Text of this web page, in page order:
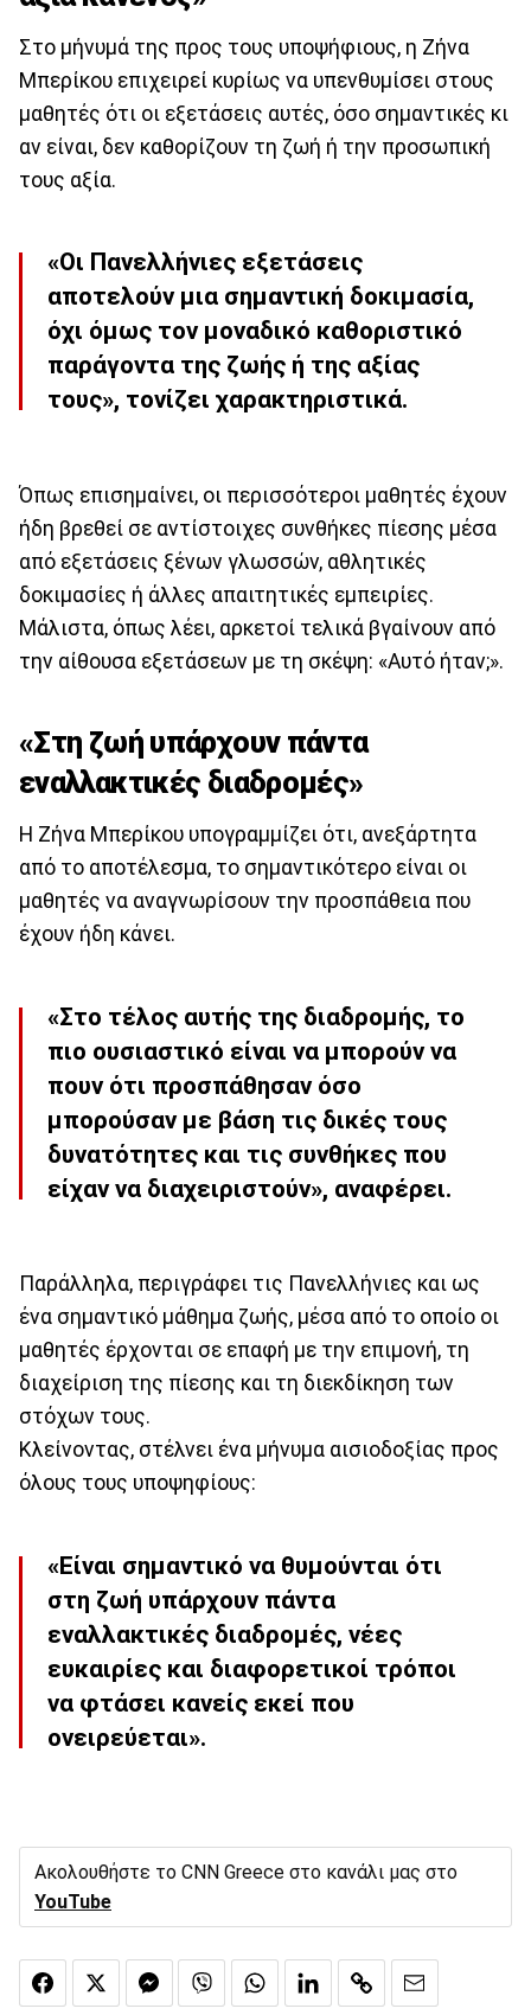
Στο μήνυμά της προς τους υποψήφιους, η Ζήνα
Μπερίκου επιχειρεί κυρίως να υπενθυμίσει στους
μαθητές ότι οι εξετάσεις αυτές, όσο σημαντικές κι
αν είναι, δεν καθορίζουν τη ζωή ή την προσωπική
τους αξία.
«Οι Πανελλήνιες εξετάσεις
αποτελούν μια σημαντική δοκιμασία,
όχι όμως τον μοναδικό καθοριστικό
παράγοντα της ζωής ή της αξίας
τους», τονίζει χαρακτηριστικά.
Όπως επισημαίνει, οι περισσότεροι μαθητές έχουν
ήδη βρεθεί σε αντίστοιχες συνθήκες πίεσης μέσα
από εξετάσεις ξένων γλωσσών, αθλητικές
δοκιμασίες ή άλλες απαιτητικές εμπειρίες.
Μάλιστα, όπως λέει, αρκετοί τελικά βγαίνουν από
την αίθουσα εξετάσεων με τη σκέψη: «Αυτό ήταν;».
«Στη ζωή υπάρχουν πάντα
εναλλακτικές διαδρομές»
Η Ζήνα Μπερίκου υπογραμμίζει ότι, ανεξάρτητα
από το αποτέλεσμα, το σημαντικότερο είναι οι
μαθητές να αναγνωρίσουν την προσπάθεια που
έχουν ήδη κάνει.
«Στο τέλος αυτής της διαδρομής, το
πιο ουσιαστικό είναι να μπορούν να
πουν ότι προσπάθησαν όσο
μπορούσαν με βάση τις δικές τους
δυνατότητες και τις συνθήκες που
είχαν να διαχειριστούν», αναφέρει.
Παράλληλα, περιγράφει τις Πανελλήνιες και ως
ένα σημαντικό μάθημα ζωής, μέσα από το οποίο οι
μαθητές έρχονται σε επαφή με την επιμονή, τη
διαχείριση της πίεσης και τη διεκδίκηση των
στόχων τους.
Κλείνοντας, στέλνει ένα μήνυμα αισιοδοξίας προς
όλους τους υποψηφίους:
«Είναι σημαντικό να θυμούνται ότι
στη ζωή υπάρχουν πάντα
εναλλακτικές διαδρομές, νέες
ευκαιρίες και διαφορετικοί τρόποι
να φτάσει κανείς εκεί που
ονειρεύεται».
Ακολουθήστε το CNN Greece στο κανάλι μας στο
YouTube